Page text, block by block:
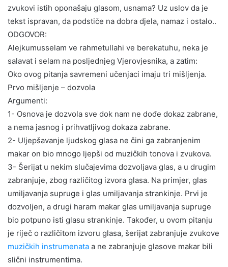
zvukovi istih oponašaju glasom, usnama? Uz uslov da je
tekst ispravan, da podstiče na dobra djela, namaz i ostalo..
ODGOVOR:
Alejkumusselam ve rahmetullahi ve berekatuhu, neka je
salavat i selam na posljednjeg Vjerovjesnika, a zatim:
Oko ovog pitanja savremeni učenjaci imaju tri mišljenja.
Prvo mišljenje – dozvola
Argumenti:
1- Osnova je dozvola sve dok nam ne dođe dokaz zabrane,
a nema jasnog i prihvatljivog dokaza zabrane.
2- Uljepšavanje ljudskog glasa ne čini ga zabranjenim
makar on bio mnogo ljepši od muzičkih tonova i zvukova.
3- Šerijat u nekim slučajevima dozvoljava glas, a u drugim
zabranjuje, zbog različitog izvora glasa. Na primjer, glas
umiljavanja supruge i glas umiljavanja strankinje. Prvi je
dozvoljen, a drugi haram makar glas umiljavanja supruge
bio potpuno isti glasu strankinje. Također, u ovom pitanju
je riječ o različitom izvoru glasa, šerijat zabranjuje zvukove
muzičkih instrumenata a ne zabranjuje glasove makar bili
slični instrumentima.